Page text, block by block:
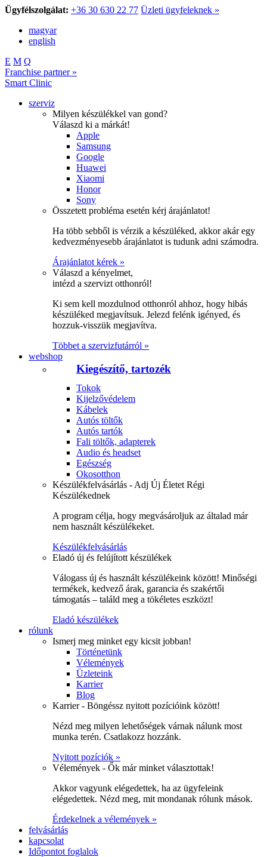
Ügyfélszolgálat: +36 30 630 22 77 Üzleti ügyfeleknek »
magyar
english
E M Q
Franchise partner »
Smart Clinic
szerviz
Milyen készülékkel van gond?
Válaszd ki a márkát!
Apple
Samsung
Google
Huawei
Xiaomi
Honor
Sony
Összetett probléma esetén kérj árajánlatot!
Ha több sebből is vérzik a készüléked, akkor akár egy
kedvezményesebb árajánlatot is tudunk adni számodra.
Árajánlatot kérek »
Válaszd a kényelmet,
intézd a szervizt otthonról!
Ki sem kell mozdulnod otthonról ahhoz, hogy hibás
készüléked megjavítsuk. Jelezd felénk igényed, és
hozzuk-visszük megjavítva.
Többet a szervizfutárról »
webshop
Kiegészítő, tartozék
Tokok
Kijelzővédelem
Kábelek
Autós töltők
Autós tartók
Fali töltők, adapterek
Audio és headset
Egészség
Okosotthon
Készülékfelvásárlás - Adj Új Életet Régi
Készülékednek
A program célja, hogy megvásároljuk az általad már
nem használt készülékeket.
Készülékfelvásárlás
Eladó új és felújított készülékek
Válogass új és használt készülékeink között! Minőségi
termékek, kedvező árak, garancia és szakértői
támogatás – találd meg a tökéletes eszközt!
Eladó készülékek
rólunk
Ismerj meg minket egy kicsit jobban!
Történetünk
Vélemények
Üzleteink
Karrier
Blog
Karrier - Böngéssz nyitott pozícióink között!
Nézd meg milyen lehetőségek várnak nálunk most
munka terén. Csatlakozz hozzánk.
Nyitott pozíciók »
Vélemények - Ők már minket választottak!
Akkor vagyunk elégedettek, ha az ügyfeleink
elégedettek. Nézd meg, mit mondanak rólunk mások.
Érdekelnek a vélemények »
felvásárlás
kapcsolat
Időpontot foglalok